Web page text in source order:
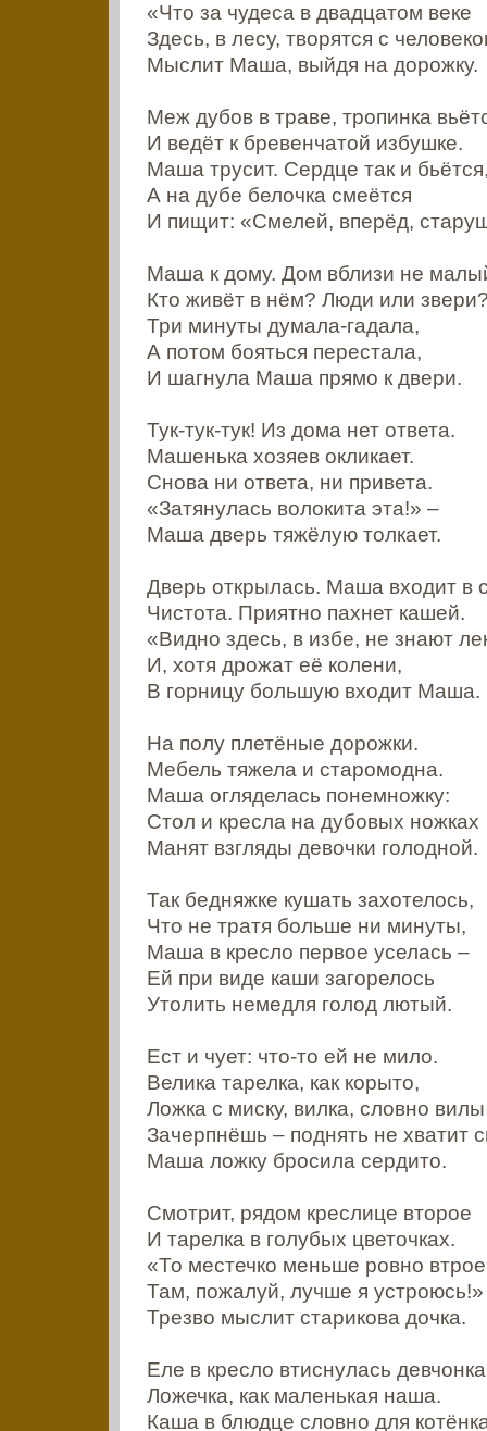
«Что за чудеса в двадцатом веке
Здесь, в лесу, творятся с
Мыслит Маша, выйдя на дорожку.
Меж дубов в траве, тропинка
И ведёт к бревенчатой избушке.
Маша трусит. Сердце так и
А на дубе белочка смеётся
И пищит: «Смелей, вперёд,
Маша к дому. Дом вблизи не
Кто живёт в нём? Люди или
Три минуты думала-гадала,
А потом бояться перестала,
И шагнула Маша прямо к двери.
Тук-тук-тук! Из дома нет ответа.
Машенька хозяев окликает.
Снова ни ответа, ни привета.
«Затянулась волокита эта!» –
Маша дверь тяжёлую толкает.
Дверь открылась. Маша входит в
Чистота. Приятно пахнет кашей.
«Видно здесь, в избе, не знают
И, хотя дрожат её колени,
В горницу большую входит Маша.
На полу плетёные дорожки.
Мебель тяжела и старомодна.
Маша огляделась понемножку:
Стол и кресла на дубовых ножках
Манят взгляды девочки голодной.
Так бедняжке кушать захотелось,
Что не тратя больше ни минуты,
Маша в кресло первое уселась –
Ей при виде каши загорелось
Утолить немедля голод лютый.
Ест и чует: что-то ей не мило.
Велика тарелка, как корыто,
Ложка с миску, вилка, словно
Зачерпнёшь – поднять не хватит
Маша ложку бросила сердито.
Смотрит, рядом креслице второе
И тарелка в голубых цветочках.
«То местечко меньше ровно
Там, пожалуй, лучше я
Трезво мыслит старикова дочка.
Еле в кресло втиснулась
Ложечка, как маленькая наша.
Каша в блюдце словно для